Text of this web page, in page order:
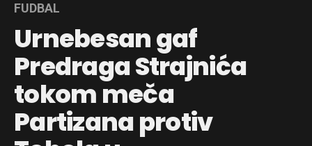
FUDBAL
Urnebesan gaf
Predraga Strajnića
tokom meča
Partizana protiv